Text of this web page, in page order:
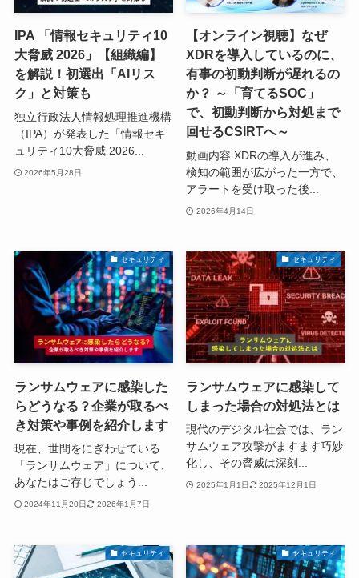
IPA 「情報セキュリティ10
大脅威 2026」【組織編】
を解説！初選出「AIリス
ク」と対策も
独立行政法人情報処理推進機構
（IPA）が発表した「情報セキ
ュリティ10大脅威 2026...
2026年5月28日
【オンライン視聴】なぜ
XDRを導入しているのに、
有事の初動判断が遅れるの
か？ ～「育てるSOC」
で、初動判断から対処まで
回せるCSIRTへ～
動画内容 XDRの導入が進み、
検知の範囲が広がった一方で、
アラートを受け取った後...
2026年4月14日
セキュリティ
ランサムウェアに感染した
らどうなる？企業が取るべ
き対策や事例を紹介します
現在、世間をにぎわせている
「ランサムウェア」について、
あなたはご存じでしょう...
2024年11月20日 2026年1月7日
セキュリティ
ランサムウェアに感染して
しまった場合の対処法とは
現代のデジタル社会では、ラン
サムウェア攻撃がますます巧妙
化し、その脅威は深刻...
2025年1月1日 2025年12月1日
セキュリティ セキュリティ